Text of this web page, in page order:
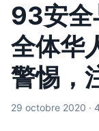
93安全
全体华
警惕，
29 octobre 2020 ·